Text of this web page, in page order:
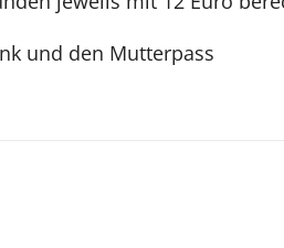
und den Mutterpass